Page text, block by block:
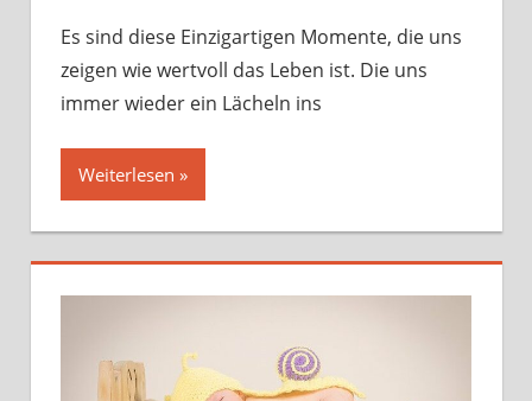
Es sind diese Einzigartigen Momente, die uns
zeigen wie wertvoll das Leben ist. Die uns
immer wieder ein Lächeln ins
Weiterlesen